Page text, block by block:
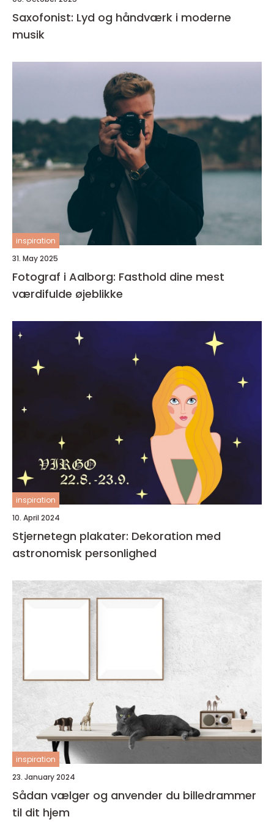
Saxofonist: Lyd og håndværk i moderne
musik
inspiration
31. May 2025
Fotograf i Aalborg: Fasthold dine mest
værdifulde øjeblikke
inspiration
10. April 2024
Stjernetegn plakater: Dekoration med
astronomisk personlighed
inspiration
23. January 2024
Sådan vælger og anvender du billedrammer
til dit hjem